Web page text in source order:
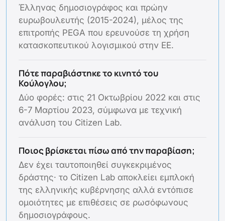
Έλληνας δημοσιογράφος και πρώην
ευρωβουλευτής (2015-2024), μέλος της
επιτροπής PEGA που ερευνούσε τη χρήση
κατασκοπευτικού λογισμικού στην ΕΕ.
Πότε παραβιάστηκε το κινητό του
Κούλογλου;
Δύο φορές: στις 21 Οκτωβρίου 2022 και στις
6-7 Μαρτίου 2023, σύμφωνα με τεχνική
ανάλυση του Citizen Lab.
Ποιος βρίσκεται πίσω από την παραβίαση;
Δεν έχει ταυτοποιηθεί συγκεκριμένος
δράστης· το Citizen Lab αποκλείει εμπλοκή
της ελληνικής κυβέρνησης αλλά εντόπισε
ομοιότητες με επιθέσεις σε ρωσόφωνους
δημοσιογράφους.